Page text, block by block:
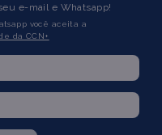
e-mail e Whatsapp!
você aceita a
da CCN+